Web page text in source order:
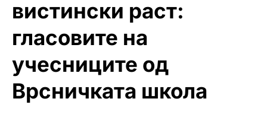
вистински раст:
гласовите на
учесниците од
Врсничката школа